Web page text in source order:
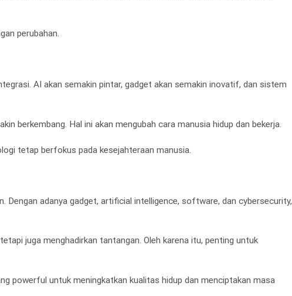
perubahan.
AI akan semakin pintar, gadget akan semakin inovatif, dan sistem
berkembang. Hal ini akan mengubah cara manusia hidup dan bekerja.
tetap berfokus pada kesejahteraan manusia.
Dengan adanya gadget, artificial intelligence, software, dan cybersecurity,
juga menghadirkan tantangan. Oleh karena itu, penting untuk
powerful untuk meningkatkan kualitas hidup dan menciptakan masa